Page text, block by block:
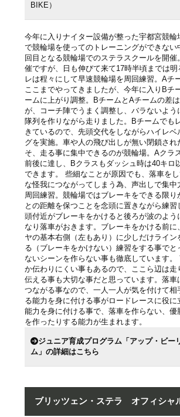
BIKE）
今年に入りナイター設備が整った宇都宮競輪
で競輪場を使ってのトレーニングができない
回目となる競輪場でのステラスクールを開催
催ですが、日も伸びて来て17時半頃までは明
レは程々にして早速競輪場を周回練習。Aチ
ここまでやってきましたが、今年に入りBチ
ームに上がり調整。BチームとAチームの差
が、コーチ陣でうまく調整し、バラないよう
隊列を作りながら走りました。Bチームでも
きているので、先頭交代をしながらハイレベ
グを実施。車や人の飛び出しが無い閉鎖され
そ、走る事に集中できるのが競輪場。Aクラ
前後に達し、Bクラスもダッシュ時は40キロ
できます。 些細なことが原因でも、落車を
な怪我につながってしまう為、声出しで集中
周回練習。競輪場ではブレーキをできる限り
との距離を保つことを念頭に置きながら練習
頭付近がブレーキをかけると後ろが波のよう
なり落車がおきます。ブレーキをかける前に
ヤの基本右側（左もあり）に少しだけライン
る（ブレーキをかけない）練習をする事でと
ないシーンを作らない事も徹底しています。
か伝わりにくい事もあるので、ここら辺は走
伝える事も大切な事だと思っています。落車
つながる事なので、一人一人が気を付けて相
る能力を身に付ける事がロードレースに役に
能力を身に付ける事で、落車を作らない、優
を作ったりする能力が生まれます。
ジュニア育成プログラム「アップ・ビー
ム」の詳細はこちら
ブリッツェン・ステラ オフィシャ